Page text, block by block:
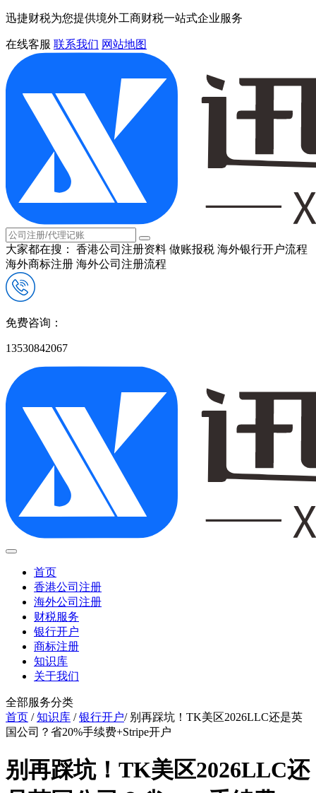
迅捷财税为您提供境外工商财税一站式企业服务
在线客服 联系我们 网站地图
大家都在搜： 香港公司注册资料 做账报税 海外银行开户流程
海外商标注册 海外公司注册流程
免费咨询：
13530842067
首页
香港公司注册
海外公司注册
财税服务
银行开户
商标注册
知识库
关于我们
全部服务分类
首页 /知识库 /银行开户/ 别再踩坑！TK美区2026LLC还是英
国公司？省20%手续费+Stripe开户
别再踩坑！TK美区2026LLC还